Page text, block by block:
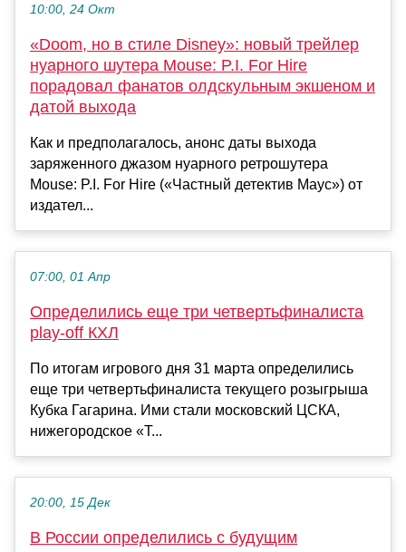
10:00, 24 Окт
«Doom, но в стиле Disney»: новый трейлер
нуарного шутера Mouse: P.I. For Hire
порадовал фанатов олдскульным экшеном и
датой выхода
Как и предполагалось, анонс даты выхода
заряженного джазом нуарного ретрошутера
Mouse: P.I. For Hire («Частный детектив Маус») от
издател...
07:00, 01 Апр
Определились еще три четвертьфиналиста
play-off КХЛ
По итогам игрового дня 31 марта определились
еще три четвертьфиналиста текущего розыгрыша
Кубка Гагарина. Ими стали московский ЦСКА,
нижегородское «Т...
20:00, 15 Дек
В России определились с будущим